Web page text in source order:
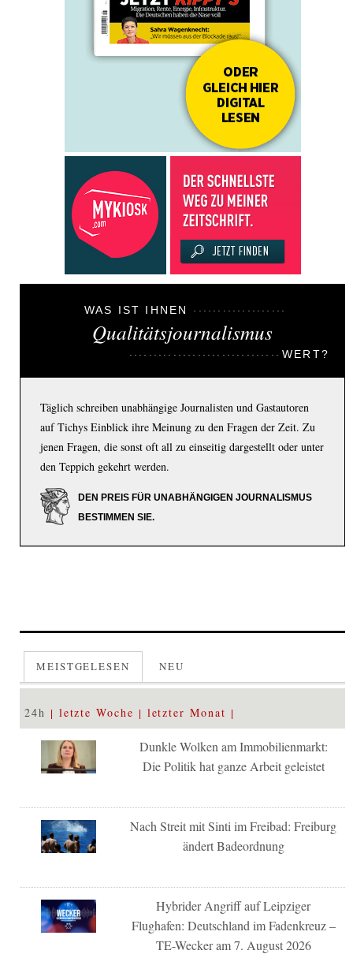
WAS IST IHNEN
Qualitätsjournalismus
WERT?
Täglich schreiben unabhängige Journalisten und Gastautoren
auf Tichys Einblick ihre Meinung zu den Fragen der Zeit. Zu
jenen Fragen, die sonst oft all zu einseitig dargestellt oder unter
den Teppich gekehrt werden.
DEN PREIS FÜR UNABHÄNGIGEN JOURNALISMUS
BESTIMMEN SIE.
MEISTGELESEN NEU
24h letzte Woche letzter Monat
Dunkle Wolken am Immobilienmarkt:
Die Politik hat ganze Arbeit geleistet
Nach Streit mit Sinti im Freibad: Freiburg
ändert Badeordnung
Hybrider Angriff auf Leipziger
Flughafen: Deutschland im Fadenkreuz –
TE-Wecker am 7. August 2026